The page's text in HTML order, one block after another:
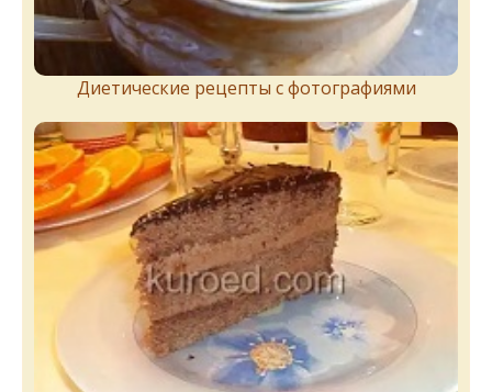
Диетические рецепты с фотографиями